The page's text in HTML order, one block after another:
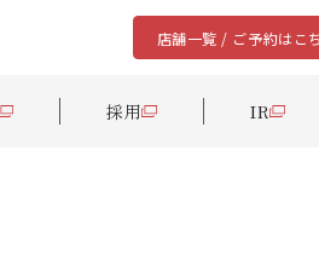
店舗一覧 / ご予約はこ
採用 IR